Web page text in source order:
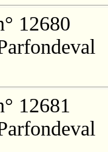
12680
12681